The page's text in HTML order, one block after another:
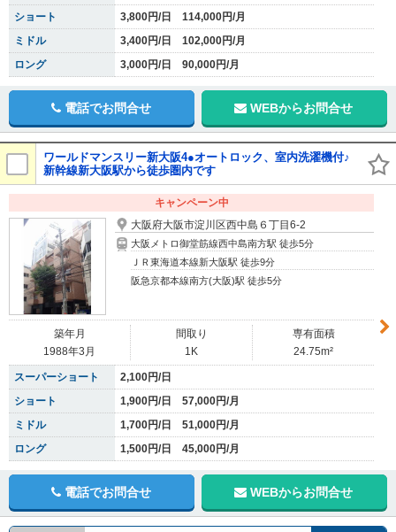
ショート
3,800円/日 114,000円/月
ミドル
3,400円/日 102,000円/月
ロング
3,000円/日 90,000円/月
電話でお問合せ WEBからお問合せ
ワールドマンスリー新大阪4●オートロック、室内洗濯機付♪
新幹線新大阪駅から徒歩圏内です
キャンペーン中
大阪府大阪市淀川区西中島６丁目6-2
大阪メトロ御堂筋線西中島南方駅 徒歩5分
ＪＲ東海道本線新大阪駅 徒歩9分
阪急京都本線南方(大阪)駅 徒歩5分
築年月
1988年3月
間取り
1K
専有面積
24.75m²
スーパーショート
2,100円/日
ショート
1,900円/日 57,000円/月
ミドル
1,700円/日 51,000円/月
ロング
1,500円/日 45,000円/月
電話でお問合せ WEBからお問合せ